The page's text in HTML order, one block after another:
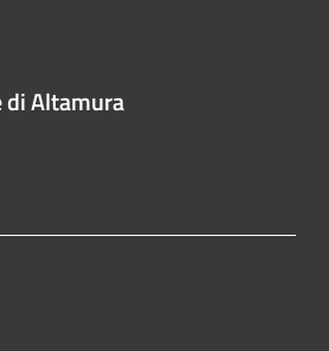
di Altamura